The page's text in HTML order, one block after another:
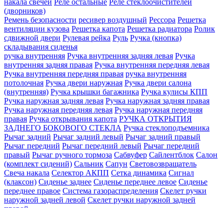
накала свечей Реле остальные Реле стеклоочистителей
(дворников)
Ремень безопасности ресивер воздушный Рессора Решетка
вентиляции кузова Решетка капота Решетка радиатора Ролик
сдвижной двери Рулевая рейка Руль Ручка (кнопка)
складывания сиденья
ручка внутренняя Ручка внутренняя задняя левая Ручка
внутренняя задняя правая Ручка внутренняя передняя левая
Ручка внутренняя передняя правая ручка внутренняя
потолочная Ручка двери нaружная Ручка двери салона
(внутренняя) Ручка крышки багажника Ручка кулисы КПП
Ручка наружная задняя левая Ручка наружная задняя правая
Ручка наружная передняя левая Ручка наружная передняя
правая Ручка открывания капота РУЧКА ОТКРЫТИЯ
ЗАДНЕГО БОКОВОГО СТЕКЛА Ручка стеклоподъемника
Рычаг задний Рычаг задний левый Рычаг задний правый
Рычаг передний Рычаг передний левый Рычаг передний
правый Рычаг ручного тормоза Сабвуфер Сайлентблок Салон
(комплект сидений) Сальник Сапун Световозвращатель
Свеча накала Селектор АКПП Сетка динамика Сигнал
(клаксон) Сиденье заднее Сиденье переднее левое Сиденье
переднее правое Система газораспределения Скелет ручки
наружной задней левой Скелет ручки наружной задней